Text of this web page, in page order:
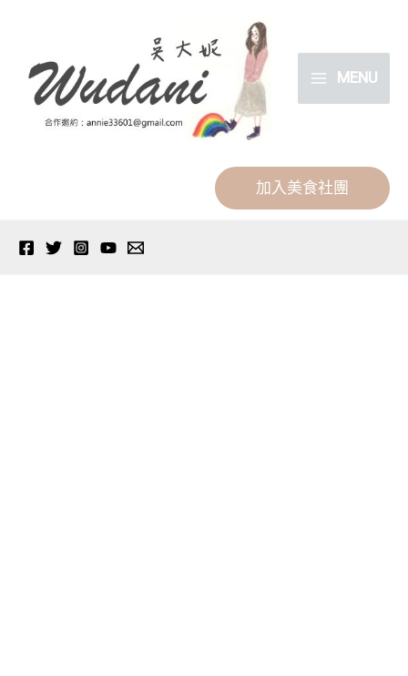
MENU
加入美食社團